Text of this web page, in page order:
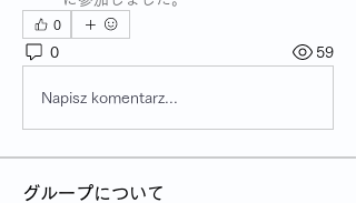
0
0 59
Napisz komentarz...
グループについて